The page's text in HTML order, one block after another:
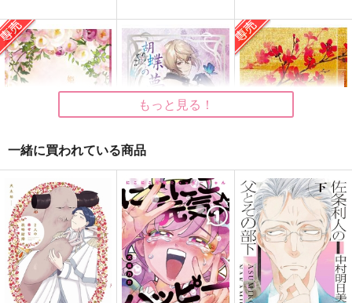
いぬが犬でイヌしてる
やましば
440円 （税込）
五月雨江×村雲江
作品詳細
グッバイ・リグレッ
ト！
青い犬
629 円（税込）
エンデヴァー×ホークス
性春キャンドルナイト
OASiS
629円（税込）
中島敦
姫さま、お手をどうぞ
青物商会
専売 880円（税込）
刀剣乱舞 膝丸×髭切
胡蝶の夢
花語り
2,144円（税込）
刀剣乱舞
髭切×女審神者
幸せな夢を見た○○の
話
愛されたがり。
専売 1,887円 （税込）
刀剣乱舞
髭切×女審神者
もっと見る！
一緒に買われている商品